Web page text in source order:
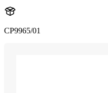
CP9965/01